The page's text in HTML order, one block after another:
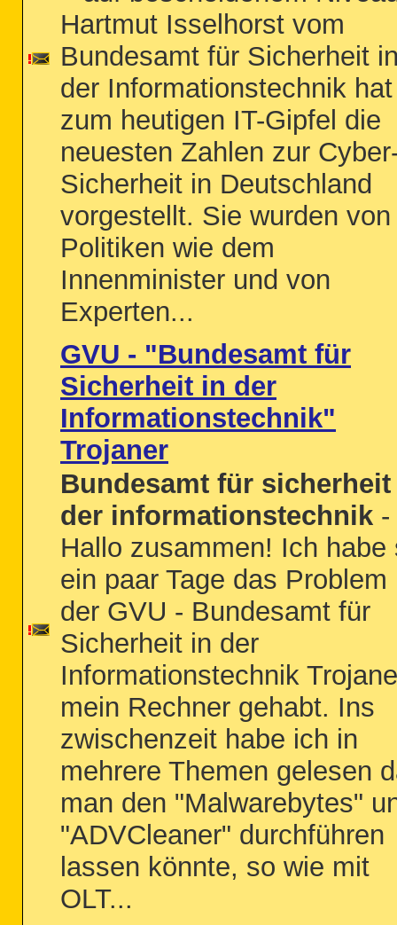
Hartmut Isselhorst vom
Bundesamt für Sicherheit
der Informationstechnik hat
zum heutigen IT-Gipfel die
neuesten Zahlen zur
Sicherheit in Deutschland
vorgestellt. Sie wurden von
Politiken wie dem
Innenminister und von
Experten...
GVU - "Bundesamt für
Sicherheit in der
Informationstechnik"
Trojaner
Bundesamt für
der informationstechnik -
Hallo zusammen! Ich habe
ein paar Tage das Problem
der GVU - Bundesamt für
Sicherheit in der
Informationstechnik
mein Rechner gehabt. Ins
zwischenzeit habe ich in
mehrere Themen gelesen
man den "Malwarebytes"
"ADVCleaner" durchführen
lassen könnte, so wie mit
OLT...